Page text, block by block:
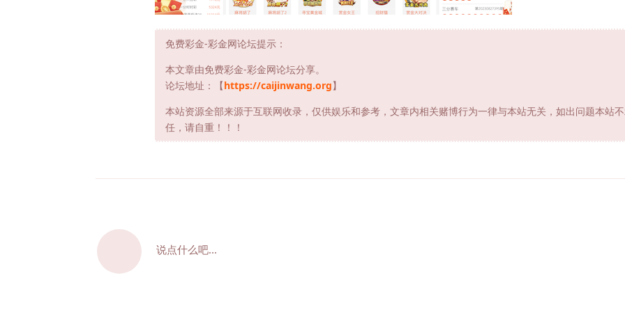
免费彩金-彩金网论坛提示：
本文章由免费彩金-彩金网论坛分享。
论坛地址：【https://caijinwang.org】
本站资源全部来源于互联网收录，仅供娱乐和参考，文章内相关赌博行为一律与本站无关，如出问题本站
任，请自重！！！
说点什么吧...